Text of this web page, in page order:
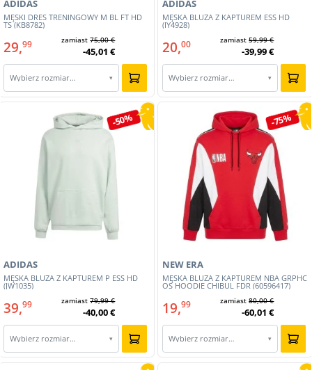
MĘSKI DRES TRENINGOWY M BL FT HD
TS (KB8782)
ADIDAS
29,99 zamiast75,00 €
-45,01 €
Wybierz rozmiar… ▾
MĘSKA BLUZA Z KAPTUREM ESS HD
(IY4928)
ADIDAS
20,00 zamiast59,99 €
-39,99 €
Wybierz rozmiar… ▾
-50%
MĘSKA BLUZA Z KAPTUREM P ESS HD
(JW1035)
ADIDAS
39,99 zamiast79,99 €
-40,00 €
Wybierz rozmiar… ▾
-75%
MĘSKA BLUZA Z KAPTUREM NBA GRPHC
OS HOODIE CHIBUL FDR (60596417)
NEW ERA
19,99 zamiast80,00 €
-60,01 €
Wybierz rozmiar… ▾